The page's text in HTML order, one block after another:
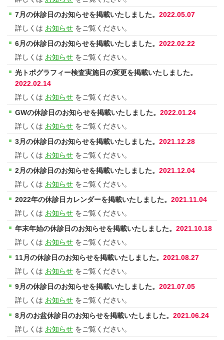
7月の休診日のお知らせを掲載いたしました。 2022.05.07
詳しくは お知らせ をご覧ください。
6月の休診日のお知らせを掲載いたしました。 2022.02.22
詳しくは お知らせ をご覧ください。
光トポグラフィー検査実施日の変更を掲載いたしました。
2022.02.14
詳しくは お知らせ をご覧ください。
GWの休診日のお知らせを掲載いたしました。 2022.01.24
詳しくは お知らせ をご覧ください。
3月の休診日のお知らせを掲載いたしました。 2021.12.28
詳しくは お知らせ をご覧ください。
2月の休診日のお知らせを掲載いたしました。 2021.12.04
詳しくは お知らせ をご覧ください。
2022年の休診日カレンダーを掲載いたしました。 2021.11.04
詳しくは お知らせ をご覧ください。
年末年始の休診日のお知らせを掲載いたしました。 2021.10.18
詳しくは お知らせ をご覧ください。
11月の休診日のお知らせを掲載いたしました。 2021.08.27
詳しくは お知らせ をご覧ください。
9月の休診日のお知らせを掲載いたしました。 2021.07.05
詳しくは お知らせ をご覧ください。
8月のお盆休診日のお知らせを掲載いたしました。 2021.06.24
詳しくは お知らせ をご覧ください。